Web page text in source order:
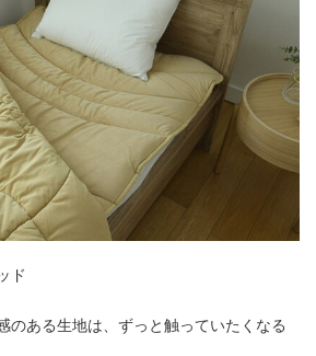
ド
のある生地は、ずっと触っていたくなる